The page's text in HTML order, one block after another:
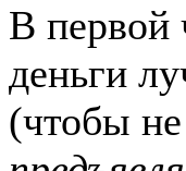
В первой
деньги
(чтобы не